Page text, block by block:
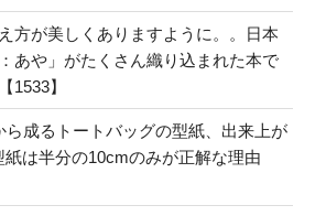
方が美しくありますように。。日本
あや」がたくさん織り込まれた本で
1533】
ら成るトートバッグの型紙、出来上が
紙は半分の10cmのみが正解な理由